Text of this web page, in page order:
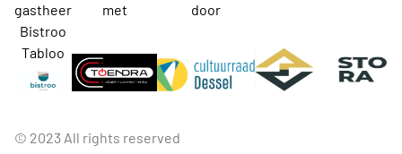
gastheer
Bistroo
Tabloo
met
door
© 2023 All rights reserved